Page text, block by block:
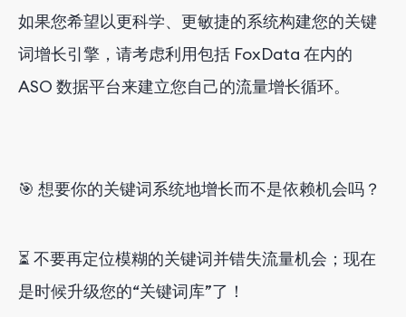
如果您希望以更科学、更敏捷的系统构建您的关键
词增长引擎，请考虑利用包括 FoxData 在内的
ASO 数据平台来建立您自己的流量增长循环。
🎯 想要你的关键词系统地增长而不是依赖机会吗？
⏳ 不要再定位模糊的关键词并错失流量机会；现在
是时候升级您的“关键词库”了！